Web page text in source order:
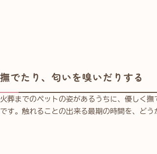
撫でたり、匂いを嗅いだりする
火葬までのペットの姿があるうちに、優しく
です。触れることの出来る最期の時間を、どう